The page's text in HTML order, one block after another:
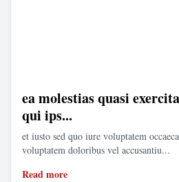
ea molestias quasi
qui ips...
et iusto sed quo iure voluptatem
voluptatem doloribus vel accusantiu...
Read more